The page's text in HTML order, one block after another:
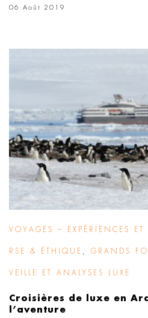
06 Août 2019
VOYAGES – EXPÉRIENCES
RSE & ÉTHIQUE GRANDS
VEILLE ET ANALYSES LUXE
Croisières de luxe en
l’aventure